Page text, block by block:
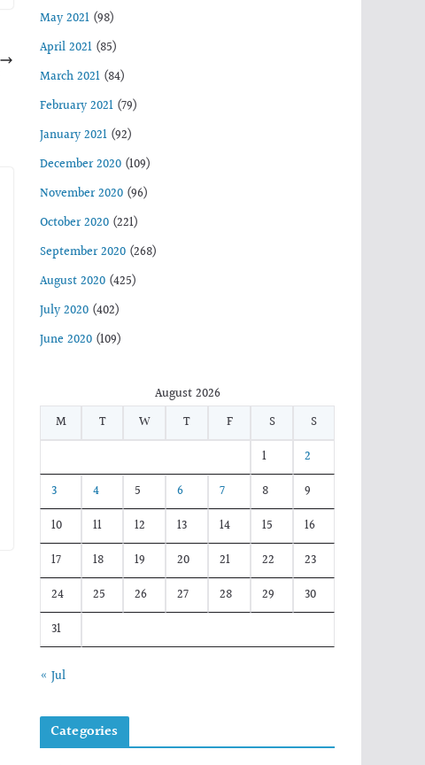
May 2021 (98)
April 2021 (85)
March 2021 (84)
February 2021 (79)
January 2021 (92)
December 2020 (109)
November 2020 (96)
October 2020 (221)
September 2020 (268)
August 2020 (425)
July 2020 (402)
June 2020 (109)
August 2026
M
T W T F S
S
1
2
3
4 5 6 7 8
9
10
11 12 13 14 15
16
17
18 19 20 21 22
23
24
25 26 27 28 29
30
31
« Jul
Categories